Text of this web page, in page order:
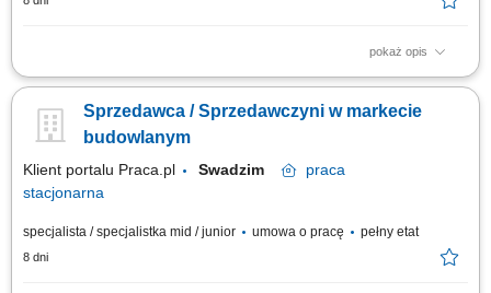
pokaż opis
Praca dla osób z doświadczeniem lub bez.
Sprzedawca / Sprzedawczyni w markecie
budowlanym
Klient portalu Praca.pl Swadzim
praca
stacjonarna
specjalista / specjalistka mid / junior umowa o pracę pełny etat
8 dni